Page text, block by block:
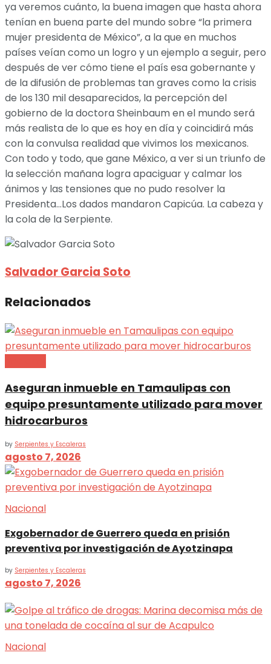
ya veremos cuánto, la buena imagen que hasta ahora
tenían en buena parte del mundo sobre “la primera
mujer presidenta de México”, a la que en muchos
países veían como un logro y un ejemplo a seguir, pero
después de ver cómo tiene el país esa gobernante y
de la difusión de problemas tan graves como la crisis
de los 130 mil desaparecidos, la percepción del
gobierno de la doctora Sheinbaum en el mundo será
más realista de lo que es hoy en día y coincidirá más
con la convulsa realidad que vivimos los mexicanos.
Con todo y todo, que gane México, a ver si un triunfo de
la selección mañana logra apaciguar y calmar los
ánimos y las tensiones que no pudo resolver la
Presidenta…Los dados mandaron Capicúa. La cabeza y
la cola de la Serpiente.
Salvador Garcia Soto
Relacionados
Aseguran inmueble en Tamaulipas con
equipo presuntamente utilizado para mover
hidrocarburos
by Serpientes y Escaleras
agosto 7, 2026
Nacional
Exgobernador de Guerrero queda en prisión
preventiva por investigación de Ayotzinapa
by Serpientes y Escaleras
agosto 7, 2026
Nacional